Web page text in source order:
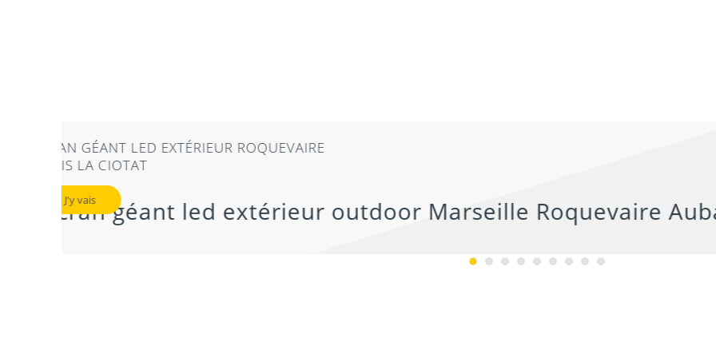
LOCATION PROJECTEUR SPOT ROQUEVAIRE
AUBAGNE CASSIS LA CIOTAT
€ 9,60